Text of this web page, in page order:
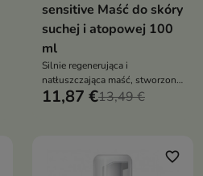
sensitive Maść do skóry
suchej i atopowej 100
ml
Silnie regenerująca i
natłuszczająca maść, stworzona
specjalnie do codziennej
11,87 €13,49 €
favorite_border